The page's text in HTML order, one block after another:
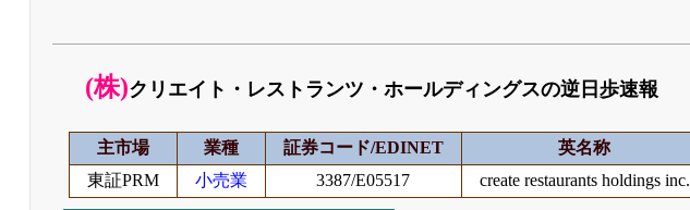
(株)クリエイト・レストランツ・ホールディングスの逆日歩速報
主市場 業種 証券コード/EDINET
英名称
東証PRM
小売業 3387/E05517 create restaurants holdings inc.